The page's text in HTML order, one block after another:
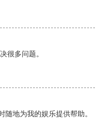
很多问题。
地为我的娱乐提供帮助。